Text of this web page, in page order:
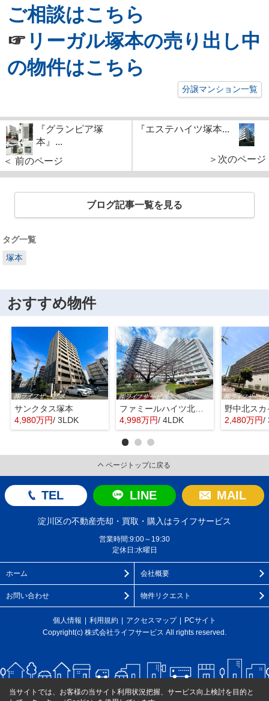
ご相談はこちら
☞ リーガル塚本の売り出し中
の物件はこちら
分譲マンション一覧
『グランピア塚
本』...
＜ 前のページ
『エステハイツ塚本...
＞次のページ
ブログ記事一覧を見る
タグ一覧
塚本
おすすめ物件
サンクタス塚本
4,980万円/ 3LDK
ファミールハイツ北大阪４号棟
4,998万円/ 4LDK
野中北スカ
2,480万円/
ページトップに戻る
TEL LINE MAIL
淀川区の不動産売却・買取・購入はライフサービス
営業時間:9:00～19:30
定休日:水曜日
ホーム 会社概要
お問い合わせ 物件リクエスト
個人情報 利用規約 アクセスマップ
PCサイト
Copyright(c) 株式会社ライフサービス All rights reserved.
当サイトでは、お客様の当サイト利用状況把握、サービス向上検討を目的と